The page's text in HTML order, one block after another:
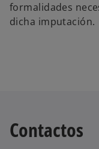
formalidades
dicha imputación.
Contactos